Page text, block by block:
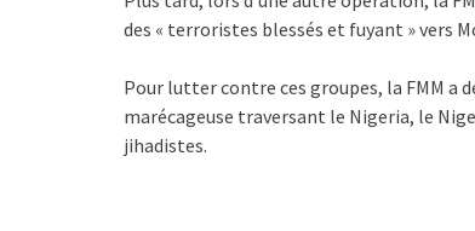
des « terroristes blessés et fuyant » vers
Pour lutter contre ces groupes, la FMM a
marécageuse traversant le Nigeria, le
jihadistes.